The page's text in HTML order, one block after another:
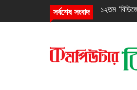
সর্বশেষ সংবাদ তৃতীয়